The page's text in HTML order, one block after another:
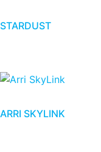
STARDUST
ARRI SKYLINK